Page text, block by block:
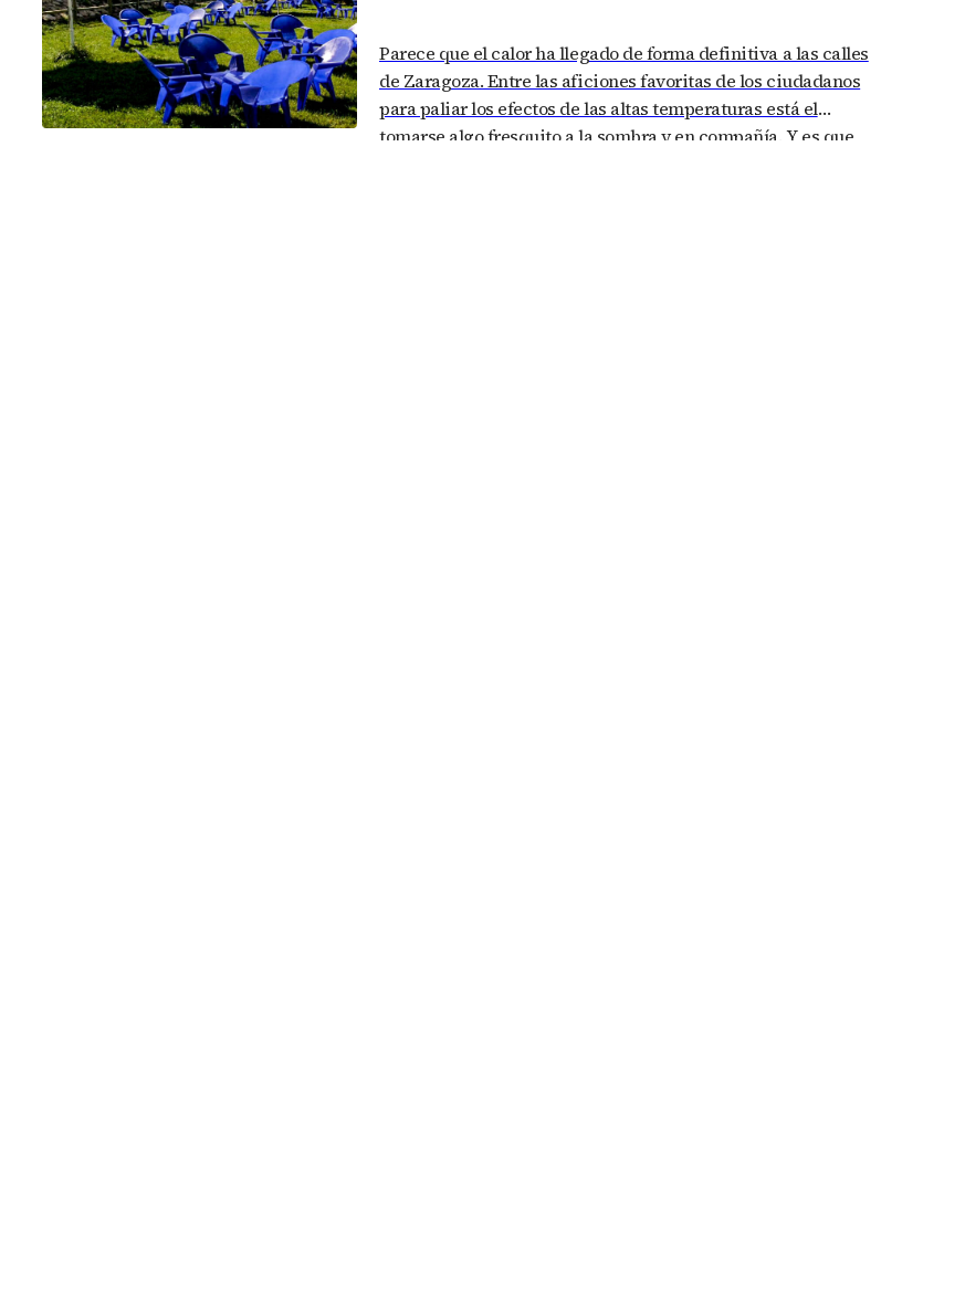
Parece que el calor ha llegado de forma definitiva a las calles
de Zaragoza. Entre las aficiones favoritas de los ciudadanos
para paliar los efectos de las altas temperaturas está el
tomarse algo fresquito a la sombra y en compañía. Y es que